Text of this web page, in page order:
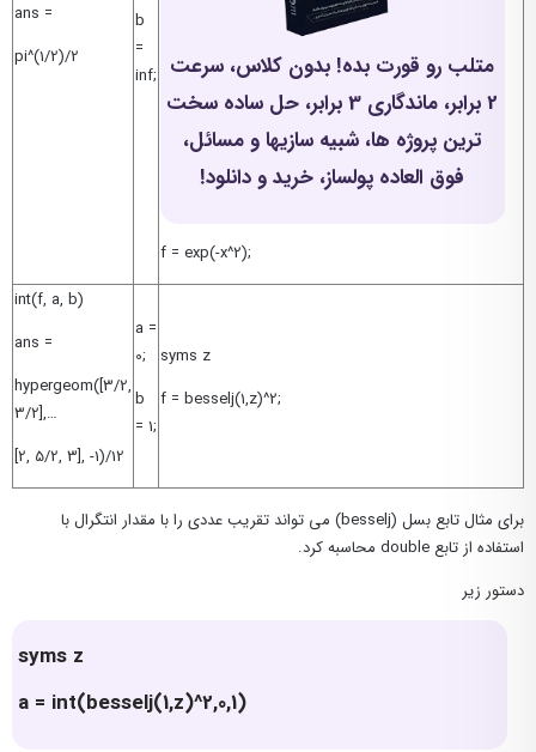
متلب رو قورت بده! بدون کلاس، سرعت
2 برابر، ماندگاری 3 برابر، حل ساده سخت
ترین پروژه ها، شبیه سازیها و مسائل،
فوق العاده پولساز، خرید و دانلود!
f = exp(-x^2);
b
=
inf;
ans =
pi^(1/2)/2
syms z
f = besselj(1,z)^2;
a =
0;
b
= 1;
int(f, a, b)
ans =
hypergeom([3/2,
3/2],…
[2, 5/2, 3], -1)/12
برای مثال تابع بسل (besselj) می تواند تقریب عددی را با مقدار انتگرال با
استفاده از تابع double محاسبه کرد.
دستور زیر
syms z
a = int(besselj(1,z)^2,0,1)